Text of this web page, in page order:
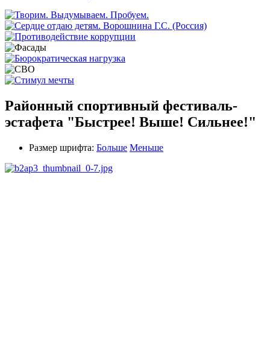
Районный спортивный фестиваль-
эстафета "Быстрее! Выше! Сильнее!"
Размер шрифта: Больше Меньше